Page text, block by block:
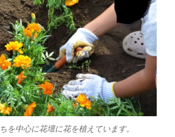
を中心に花壇に花を植えています。